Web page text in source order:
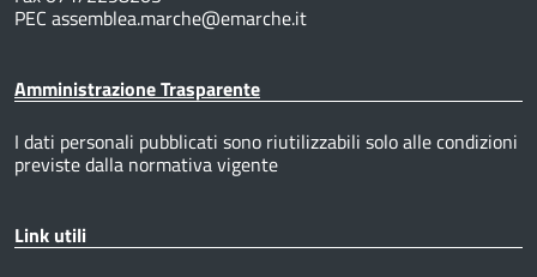
PEC assemblea.marche@emarche.it
Amministrazione Trasparente
I dati personali pubblicati sono riutilizzabili solo alle condizioni
previste dalla normativa vigente
Link utili